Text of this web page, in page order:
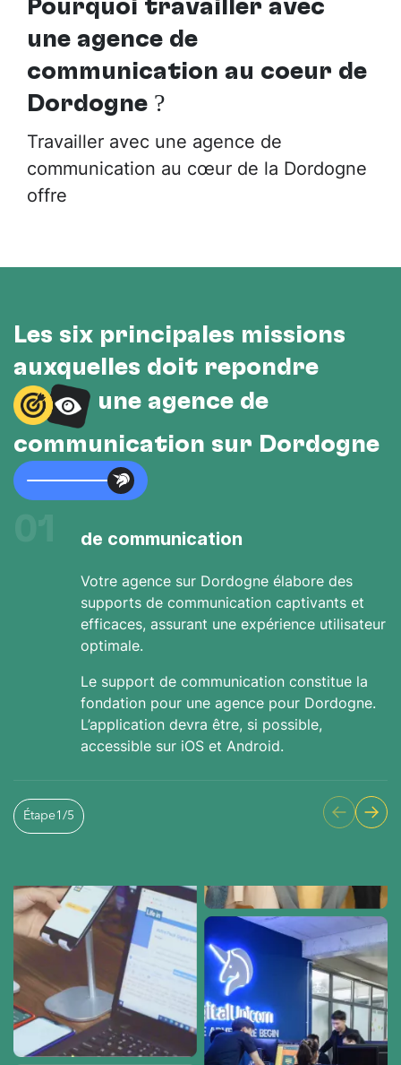
Pourquoi travailler avec
une agence de
communication au cœur de
Dordogne ?
Travailler avec une agence de
communication au cœur de la Dordogne
offre
Les six principales missions
auxquelles doit répondre
une agence de
communication sur Dordogne
de communication
Votre agence sur Dordogne élabore des
supports de communication captivants et
efficaces, assurant une expérience utilisateur
optimale.
Le support de communication constitue la
fondation pour une agence pour Dordogne.
L’application devra être, si possible,
accessible sur iOS et Android.
Étape1 /5